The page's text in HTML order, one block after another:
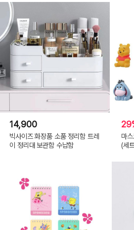
14,900
빅사이즈 화장품 소품 정리함 트레
이 정리대 보관함 수납함
마
(세